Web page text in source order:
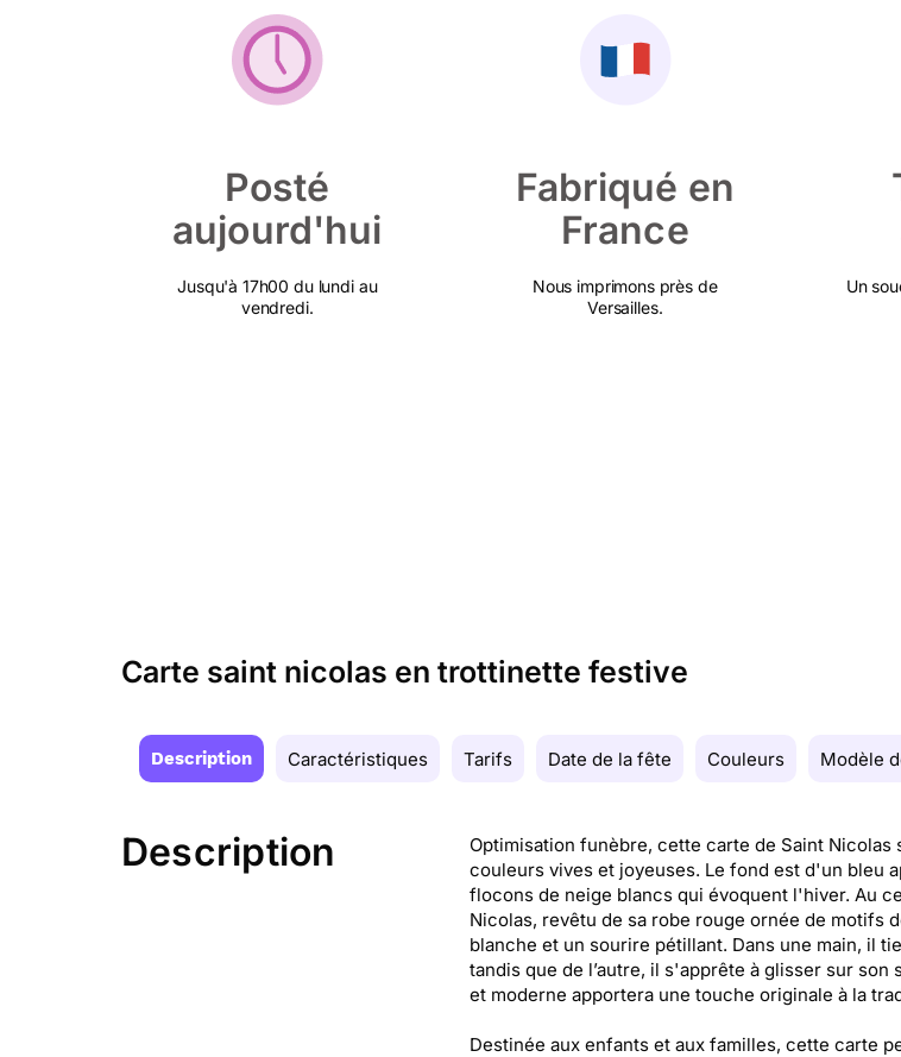
Posté
aujourd'hui
Jusqu'à 17h00 du lundi au
vendredi.
Fabriqué en
France
Nous imprimons près de
Versailles.
Un
Carte saint nicolas en trottinette festive
Description Caractéristiques Tarifs Date de la fête Couleurs Modèle
Description
Optimisation funèbre, cette carte de Saint Nicolas
couleurs vives et joyeuses. Le fond est d'un bleu
flocons de neige blancs qui évoquent l'hiver. Au
Nicolas, revêtu de sa robe rouge ornée de motifs
blanche et un sourire pétillant. Dans une main, il
tandis que de l’autre, il s'apprête à glisser sur son
et moderne apportera une touche originale à la
Destinée aux enfants et aux familles, cette carte